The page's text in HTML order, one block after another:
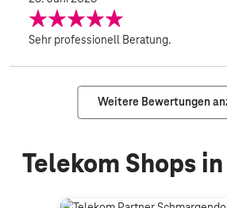
Sehr professionell Beratung.
Weitere Bewertungen
Telekom Shops